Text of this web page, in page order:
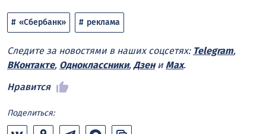
«Сбербанк» реклама
Следите за новостями в наших соцсетях: Telegram,
ВКонтакте, Одноклассники, Дзени Max.
Нравится
Поделиться: